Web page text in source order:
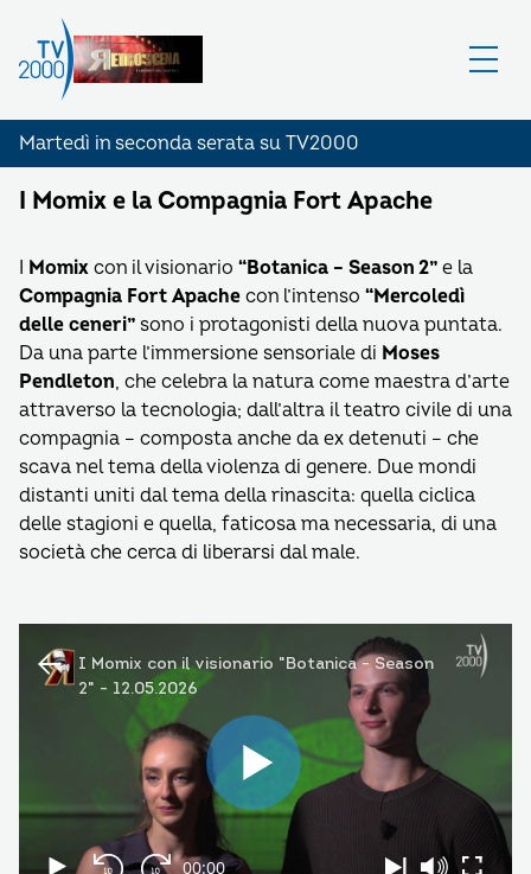
Martedì in seconda serata su TV2000
I Momix e la Compagnia Fort Apache
I Momix con il visionario “Botanica – Season 2” e la
Compagnia Fort Apache con l’intenso “Mercoledì
delle ceneri” sono i protagonisti della nuova puntata.
Da una parte l’immersione sensoriale di Moses
Pendleton, che celebra la natura come maestra d’arte
attraverso la tecnologia; dall’altra il teatro civile di una
compagnia – composta anche da ex detenuti – che
scava nel tema della violenza di genere. Due mondi
distanti uniti dal tema della rinascita: quella ciclica
delle stagioni e quella, faticosa ma necessaria, di una
società che cerca di liberarsi dal male.